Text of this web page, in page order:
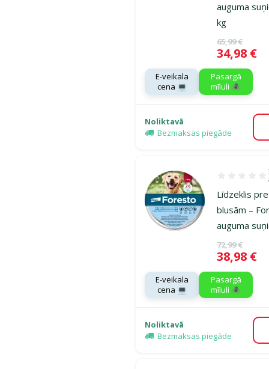
auguma
kg
Oriģinālā
65,99 €
Cena
34,98 €
E-veikala
cena 💻
Pasargā
mīluli 🕷️
Noliktavā
Bezmaksas piegāde
Līdzeklis
blusām –
auguma
Oriģinālā
72,99 €
Cena
38,98 €
E-veikala
cena 💻
Pasargā
mīluli 🕷️
Noliktavā
Bezmaksas piegāde